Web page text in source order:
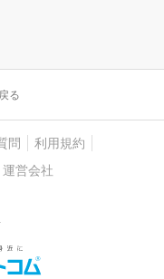
る
問
利用規約
運営会社